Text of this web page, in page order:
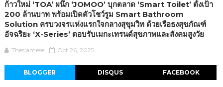
ก้าวใหม่ ‘TOA’ ผนึก ‘JOMOO’ บุกตลาด ‘Smart Toilet’ ตั้งเป้า
200 ล้านบาท พร้อมเปิดตัวโชว์รูม Smart Bathroom
Solution ครบวงจรแห่งแรกใจกลางสุขุมวิท ด้วยเรือธงสุขภัณฑ์
อัจฉริยะ ‘X-Series’ ตอบรับเมกะเทรนด์สุขภาพและสังคมสูงวัย
Thesiamese Oct 26, 2025
BLOGGER DISQUS FACEBOOK